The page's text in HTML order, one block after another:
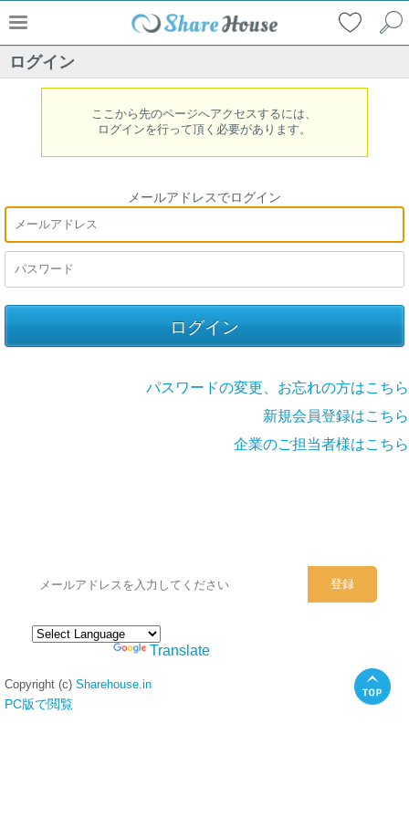
ログイン
ここから先のページへアクセスするには、
ログインを行って頂く必要があります。
メールアドレスでログイン
パスワードの変更、お忘れの方はこちら
新規会員登録はこちら
企業のご担当者様はこちら
Translate
Copyright (c) Sharehouse.in
PC版で閲覧